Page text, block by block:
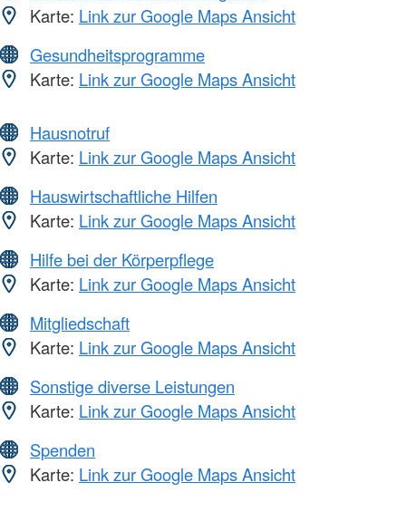
Karte: Link zur Google Maps Ansicht
Gesundheitsprogramme
Karte: Link zur Google Maps Ansicht
Hausnotruf
Karte: Link zur Google Maps Ansicht
Hauswirtschaftliche Hilfen
Karte: Link zur Google Maps Ansicht
Hilfe bei der Körperpflege
Karte: Link zur Google Maps Ansicht
Mitgliedschaft
Karte: Link zur Google Maps Ansicht
Sonstige diverse Leistungen
Karte: Link zur Google Maps Ansicht
Spenden
Karte: Link zur Google Maps Ansicht